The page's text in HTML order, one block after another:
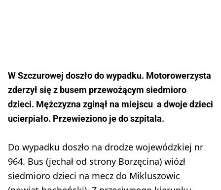
W Szczurowej doszło do wypadku. Motorowerzysta
zderzył się z busem przewożącym siedmioro
dzieci. Mężczyzna zginął na miejscu a dwoje dzieci
ucierpiało. Przewieziono je do szpitala.
Do wypadku doszło na drodze wojewódzkiej nr
964. Bus (jechał od strony Borzęcina) wiózł
siedmioro dzieci na mecz do Mikluszowic